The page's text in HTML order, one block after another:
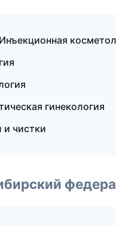
гинекология
чистки